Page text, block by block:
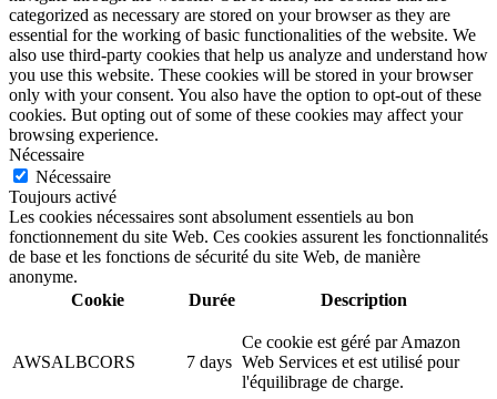
categorized as necessary are stored on your browser as they are
essential for the working of basic functionalities of the website. We
also use third-party cookies that help us analyze and understand how
you use this website. These cookies will be stored in your browser
only with your consent. You also have the option to opt-out of these
cookies. But opting out of some of these cookies may affect your
browsing experience.
Nécessaire
Nécessaire
Toujours activé
Les cookies nécessaires sont absolument essentiels au bon
fonctionnement du site Web. Ces cookies assurent les fonctionnalités
de base et les fonctions de sécurité du site Web, de manière
anonyme.
Cookie
Durée Description
AWSALBCORS 7 days
Ce cookie est géré par Amazon
Web Services et est utilisé pour
l'équilibrage de charge.